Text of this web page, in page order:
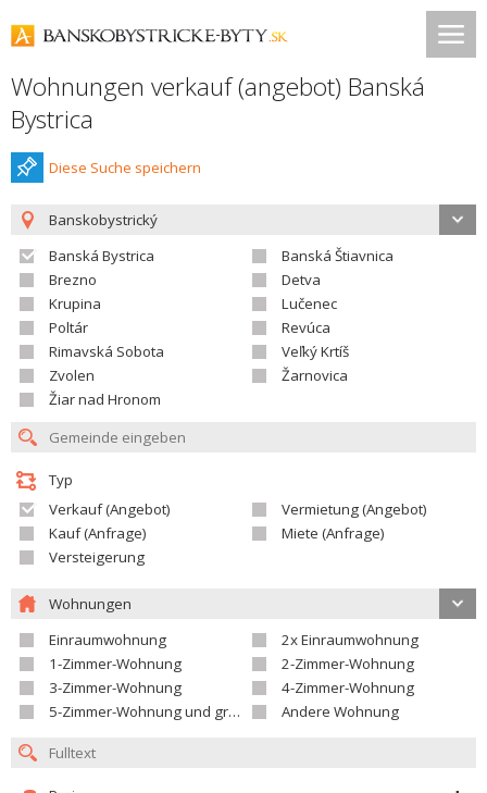
Wohnungen verkauf (angebot) Banská
Bystrica
Diese Suche speichern
Banskobystrický
Banská Bystrica
Banská Štiavnica
Brezno
Detva
Krupina
Lučenec
Poltár
Revúca
Rimavská Sobota
Veľký Krtíš
Zvolen
Žarnovica
Žiar nad Hronom
Typ
Verkauf (Angebot)
Vermietung (Angebot)
Kauf (Anfrage)
Miete (Anfrage)
Versteigerung
Wohnungen
Einraumwohnung
2x Einraumwohnung
1-Zimmer-Wohnung
2-Zimmer-Wohnung
3-Zimmer-Wohnung
4-Zimmer-Wohnung
5-Zimmer-Wohnung und größer
Andere Wohnung